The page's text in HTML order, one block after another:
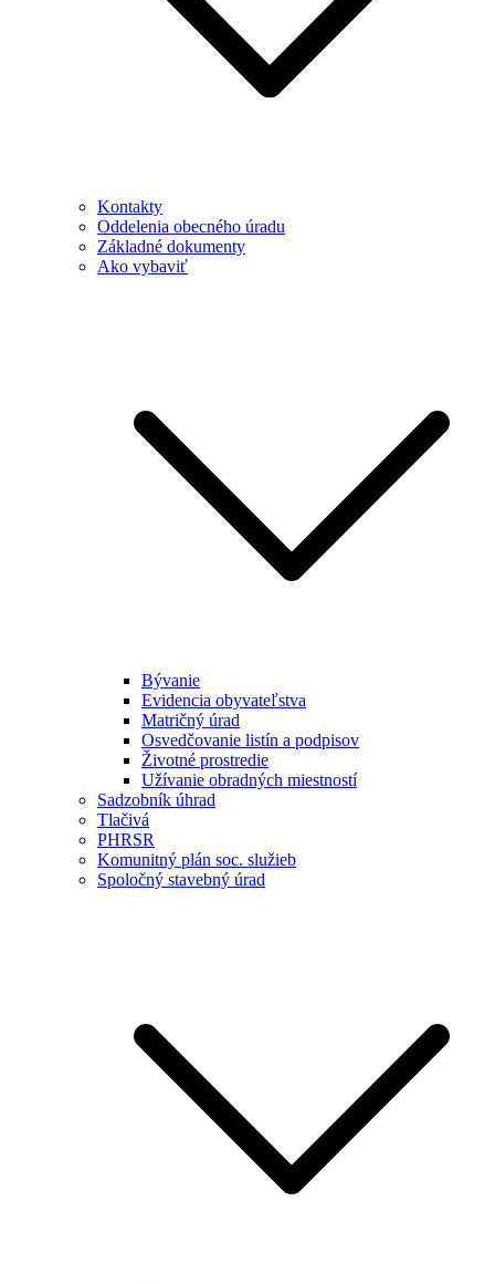
Kontakty
Oddelenia obecného úradu
Základné dokumenty
Ako vybaviť
Bývanie
Evidencia obyvateľstva
Matričný úrad
Osvedčovanie listín a podpisov
Životné prostredie
Užívanie obradných miestností
Sadzobník úhrad
Tlačivá
PHRSR
Komunitný plán soc. služieb
Spoločný stavebný úrad